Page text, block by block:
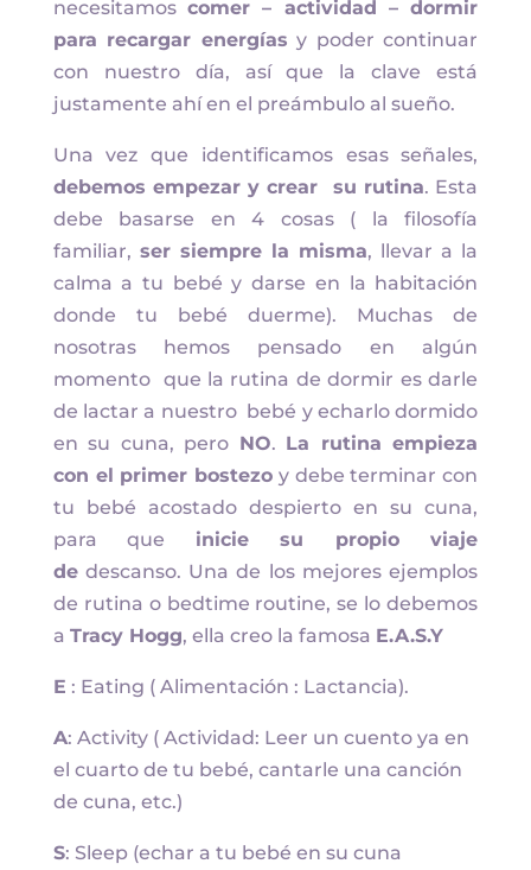
necesitamoscomer – actividad – dormir
para recargar energías y poder continuar
con nuestro día, así que la clave está
justamente ahí en el preámbulo al sueño.
Una vez que identificamos esas señales,
debemos empezar y crear su rutina. Esta
debe basarse en 4 cosas ( la filosofía
familiar, ser siempre la misma, llevar a la
calma a tu bebé y darse en la habitación
donde tu bebé duerme). Muchas de
nosotras hemos pensado en algún
momento que la rutina de dormir es darle
de lactar a nuestro bebé y echarlo dormido
en su cuna, pero NO. La rutina empieza
con el primer bostezo y debe terminar con
tu bebé acostado despierto en su cuna,
para que inicie su propio viaje
dedescanso. Una de los mejores ejemplos
de rutina o bedtime routine, se lo debemos
a Tracy Hogg, ella creo la famosa E.A.S.Y
E : Eating ( Alimentación : Lactancia).
A: Activity ( Actividad: Leer un cuento ya en
el cuarto de tu bebé, cantarle una canción
de cuna, etc.)
S: Sleep (echar a tu bebé en su cuna